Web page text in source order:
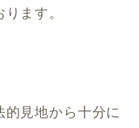
ます。
的見地から十分に